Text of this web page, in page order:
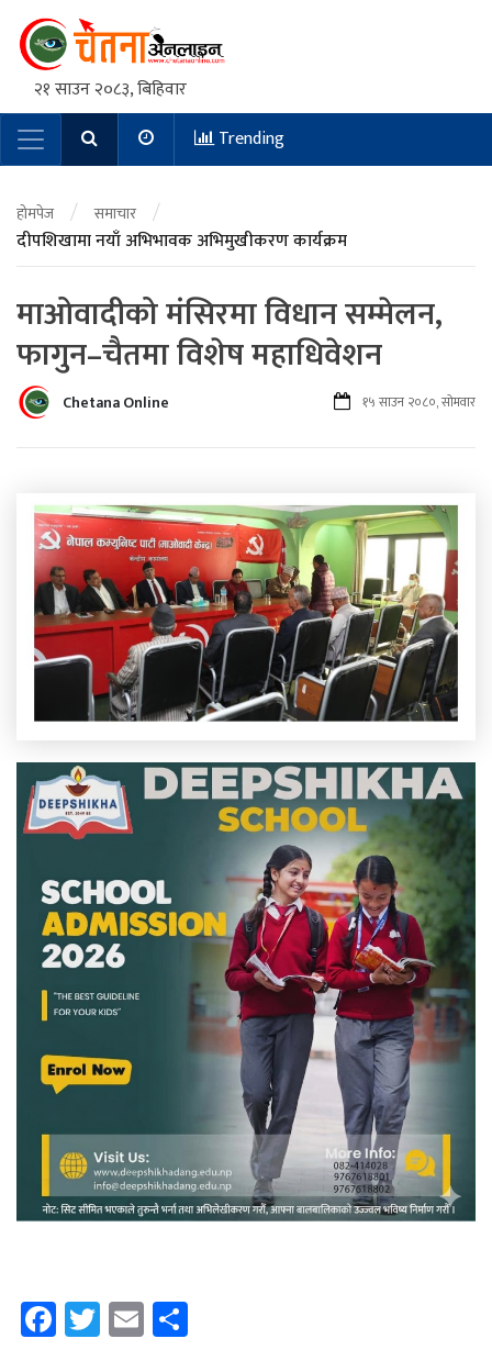
२१ साउन २०८३, बिहिवार
Main NavigationTrending
होमपेज / समाचार /
दीपशिखामा नयाँ अभिभावक अभिमुखीकरण कार्यक्रम
माओवादीको मंसिरमा विधान सम्मेलन,
फागुन–चैतमा विशेष महाधिवेशन
Chetana Online १५ साउन २०८०, सोमवार
Facebook
Twitter
Email